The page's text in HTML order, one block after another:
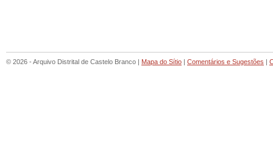
© 2026 - Arquivo Distrital de Castelo Branco | Mapa do Sítio | Comentários e Sugestões |